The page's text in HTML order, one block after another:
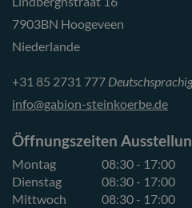
7903BN Hoogeveen
Niederlande
+31 85 2731 777
info@gabion-steinkoerbe.de
Öffnungszeiten
Montag
08:30 - 17:00
Dienstag
08:30 - 17:00
Mittwoch
08:30 - 17:00